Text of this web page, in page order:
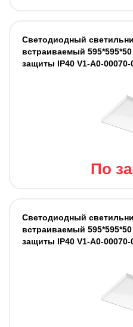
Светодиодный
встраиваемый
защиты IP40 V1-A0-00070-
По
Светодиодный
встраиваемый
защиты IP40 V1-A0-00070-